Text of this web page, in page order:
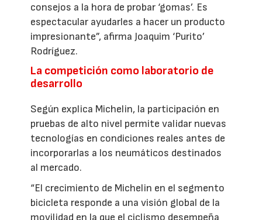
consejos a la hora de probar ‘gomas’. Es
espectacular ayudarles a hacer un producto
impresionante”, afirma Joaquim ‘Purito’
Rodríguez.
La competición como laboratorio de
desarrollo
Según explica Michelin, la participación en
pruebas de alto nivel permite validar nuevas
tecnologías en condiciones reales antes de
incorporarlas a los neumáticos destinados
al mercado.
“El crecimiento de Michelin en el segmento
bicicleta responde a una visión global de la
movilidad en la que el ciclismo desempeña